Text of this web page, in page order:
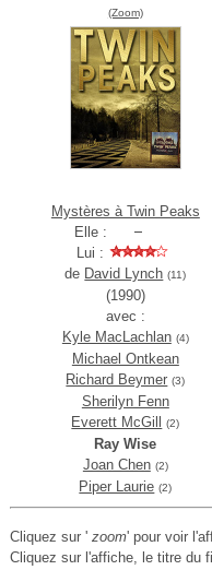
(Zoom)
Mystères à Twin Peaks
Elle :
Lui :
de David Lynch (11)
(1990)
avec :
Kyle MacLachlan (4)
Michael Ontkean
Richard Beymer (3)
Sherilyn Fenn
Everett McGill
(2)
Ray Wise
Joan Chen (2)
Piper Laurie (2)
Cliquez sur ' zoom' pour voir
Cliquez sur l'affiche, le titre du